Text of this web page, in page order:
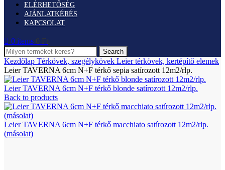
ELÉRHETŐSÉG
AJÁNLATKÉRÉS
KAPCSOLAT
0 items 0 Ft
Search
Kezdőlap Térkövek, szegélykövek Leier térkövek, kertépítő elemek
Leier TAVERNA 6cm N+F térkő sepia satírozott 12m2/rlp.
Leier TAVERNA 6cm N+F térkő blonde satírozott 12m2/rlp.
Back to products
Leier TAVERNA 6cm N+F térkő macchiato satírozott 12m2/rlp.
(másolat)